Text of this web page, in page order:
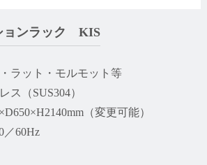
ョンラック KIS
ラット・モルモット等
ス（SUS304）
（変更可能）
60Hz